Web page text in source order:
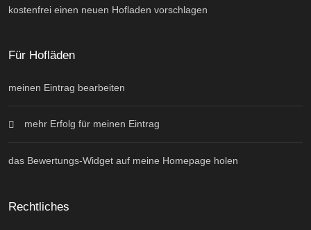
kostenfrei einen neuen Hofladen vorschlagen
Für Hofläden
meinen Eintrag bearbeiten
mehr Erfolg für meinen Eintrag
das Bewertungs-Widget auf meine Homepage holen
Rechtliches